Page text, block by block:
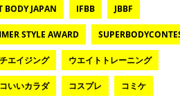
BODY JAPAN IFBB JBBF
STYLE AWARD
エイジング ウエイトトレーニング
いいカラダ コスプレ コミケ